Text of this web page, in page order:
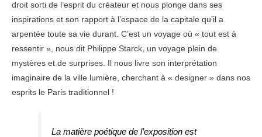
droit sorti de l’esprit du créateur et nous plonge dans ses
inspirations et son rapport à l’espace de la capitale qu’il a
arpentée toute sa vie durant. C’est un voyage où « tout est à
ressentir », nous dit Philippe Starck, un voyage plein de
mystères et de surprises. Il nous livre son interprétation
imaginaire de la ville lumière, cherchant à « designer » dans nos
esprits le Paris traditionnel !
La matière poétique de l’exposition est